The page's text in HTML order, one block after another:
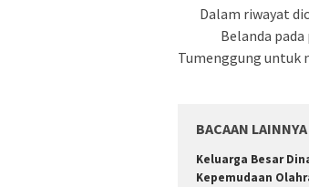
Dalam riwayat
Belanda
Tumenggung untuk
BACAAN LAINNYA
Keluarga Besar
Kepemudaan